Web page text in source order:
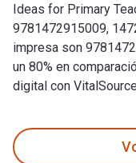
Ideas for Primary
9781472915009,
impresa son
un 80% en
digital con